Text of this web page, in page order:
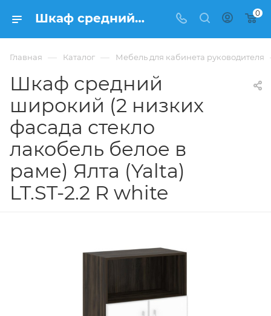
Шкаф средний широкий (2 низких фасада стекло лакобель белое в раме) Ялта (Yalta) LT.ST-2.2 R white купить в Москве, цена 24 393 ₽. - интернет-магазин ФРАНКОМ 0
Главная — Каталог — Мебель для кабинета руководителя
Шкаф средний
широкий (2 низких
фасада стекло
лакобель белое в
раме) Ялта (Yalta)
LT.ST-2.2 R white